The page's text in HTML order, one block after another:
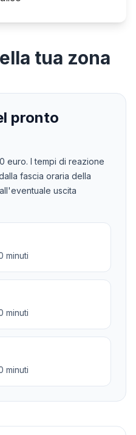
tua zona
pronto
euro. I tempi di reazione
fascia oraria della
uscita
minuti
minuti
minuti